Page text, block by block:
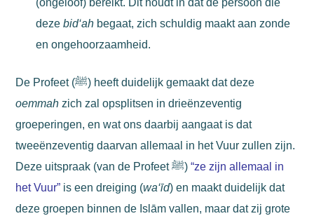
deze bid‘ahbegaat, zich schuldig maakt aan zonde
en ongehoorzaamheid.
De Profeet (ﷺ) heeft duidelijk gemaakt dat deze
oemmah zich zal opsplitsen in drieënzeventig
groeperingen, en wat ons daarbij aangaat is dat
tweeënzeventig daarvan allemaal in het Vuur zullen zijn.
Deze uitspraak (van de Profeet ﷺ)“ze zijn allemaal in
het Vuur” is een dreiging (wa‘īd) en maakt duidelijk dat
deze groepen binnen de Islām vallen, maar dat zij grote